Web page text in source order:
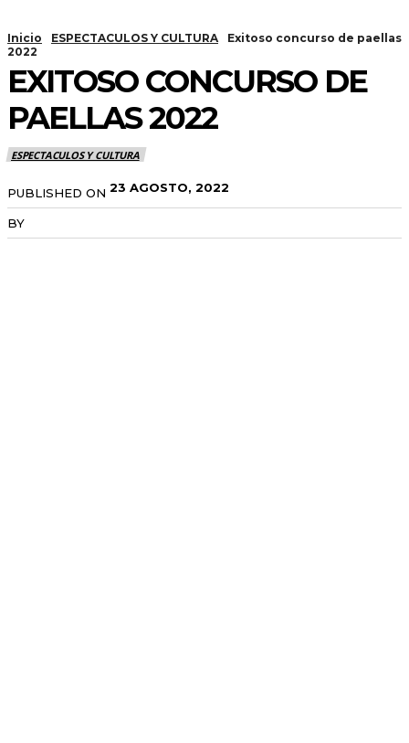
Inicio ESPECTACULOS Y CULTURA
Exitoso concurso de paellas
2022
EXITOSO CONCURSO DE
PAELLAS 2022
ESPECTACULOS Y CULTURA
PUBLISHED ON 23 AGOSTO, 2022
BY